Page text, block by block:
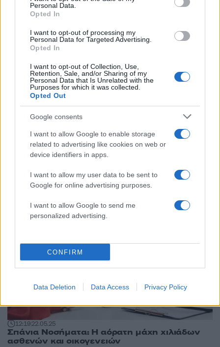
Personal Data.
Opted In
I want to opt-out of processing my
Personal Data for Targeted Advertising.
Opted In
I want to opt-out of Collection, Use,
Retention, Sale, and/or Sharing of my
Personal Data that Is Unrelated with the
Purposes for which it was collected.
Opted Out
Google consents
I want to allow Google to enable storage
related to advertising like cookies on web or
device identifiers in apps.
I want to allow my user data to be sent to
Google for online advertising purposes.
I want to allow Google to send me
personalized advertising.
CONFIRM
Data Deletion Data Access Privacy Policy
19.06.25
Απλές συμβουλές για υγιή καρδιά στις
καλοκαιρινές διακοπές μας
08:30 18.06.25
Κιρσοί και Φλεβική Ανεπάρκεια
12:1922.05.25
Σπάνια Νοσήματα: Η αόρατη μάχη χιλιάδων
ασθενών και οικογενειών